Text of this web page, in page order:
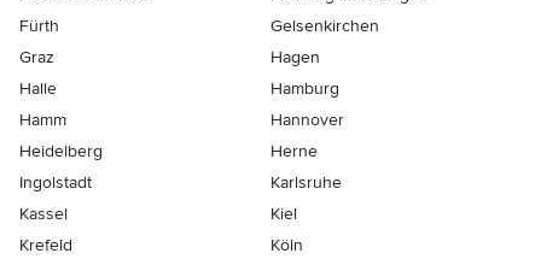
Fürth
Gelsenkirchen
Graz
Hagen
Halle
Hamburg
Hamm
Hannover
Heidelberg
Herne
Ingolstadt
Karlsruhe
Kassel
Kiel
Krefeld
Köln